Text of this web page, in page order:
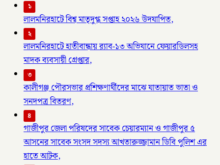
১
লালমনিরহাটে বিশ্ব মাতৃদুগ্ধ সপ্তাহ ২০২৬ উদযাপিত,
২
লালমনিরহাটে হাতীবান্ধায় র‌্যাব-১৩ অভিযানে ফেয়ারডিলসহ
মাদক ব্যবসায়ী গ্রেপ্তার,
৩
কালীগঞ্জ পৌরসভার প্রশিক্ষণার্থীদের মাঝে যাতায়াত ভাতা ও
সনদপত্র বিতরণ,
৪
গাজীপুর জেলা পরিষদের সাবেক চেয়ারম্যান ও গাজীপুর ৫
আসনের সাবেক সংসদ সদস্য আখতারুজ্জামান ডিবি পুলিশ এর
হাতে আটক,